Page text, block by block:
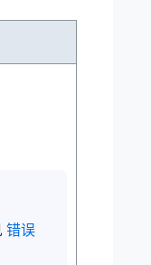
错误